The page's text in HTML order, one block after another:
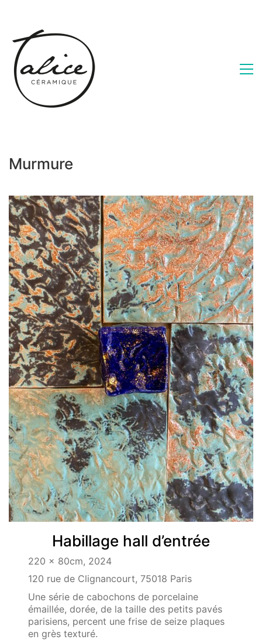
Murmure
Habillage hall d’entrée
220 x 80cm, 2024
120 rue de Clignancourt, 75018 Paris
Une série de cabochons de porcelaine
émaillée, dorée, de la taille des petits pavés
parisiens, percent une frise de seize plaques
en grès texturé.